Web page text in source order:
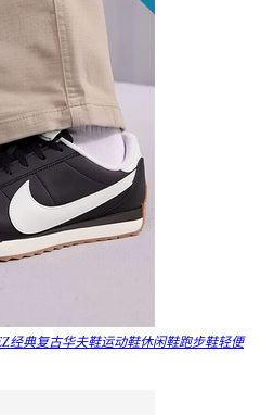
经典复古华夫鞋运动鞋休闲鞋跑步鞋轻便